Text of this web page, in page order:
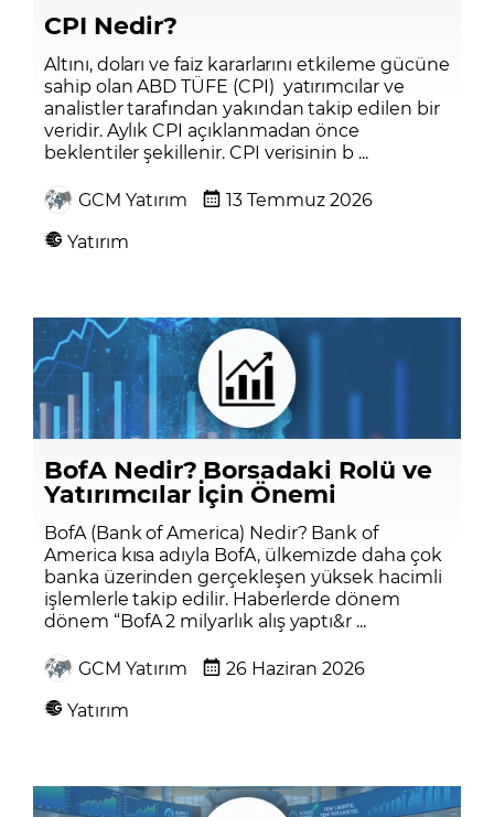
CPI Nedir?
Altını, doları ve faiz kararlarını etkileme gücüne
sahip olan ABD TÜFE (CPI) yatırımcılar ve
analistler tarafından yakından takip edilen bir
veridir. Aylık CPI açıklanmadan önce
beklentiler şekillenir. CPI verisinin b ...
GCM Yatırım
13 Temmuz 2026
Yatırım
BofA Nedir? Borsadaki Rolü ve
Yatırımcılar İçin Önemi
BofA (Bank of America) Nedir? Bank of
America kısa adıyla BofA, ülkemizde daha çok
banka üzerinden gerçekleşen yüksek hacimli
işlemlerle takip edilir. Haberlerde dönem
dönem “BofA 2 milyarlık alış yaptı&r ...
GCM Yatırım
26 Haziran 2026
Yatırım